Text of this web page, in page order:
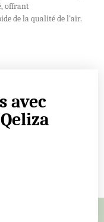
offrant
de la qualité de l'air.
avec